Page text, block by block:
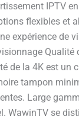
IPTV
flexibles et
expérience de
de la 4K est un
tampon
Large
WawinTV se